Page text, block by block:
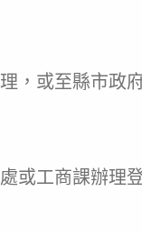
，或至縣市政
或工商課辦理